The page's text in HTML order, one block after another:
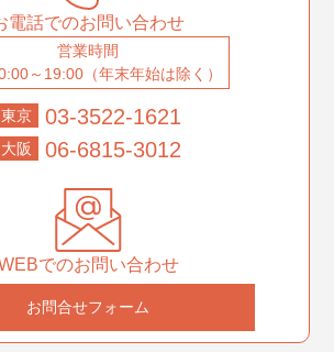
電話でのお問い合わせ
営業時間
～19:00（年末年始は除く）
東京 03-3522-1621
大阪 06-6815-3012
でのお問い合わせ
お問合せフォーム